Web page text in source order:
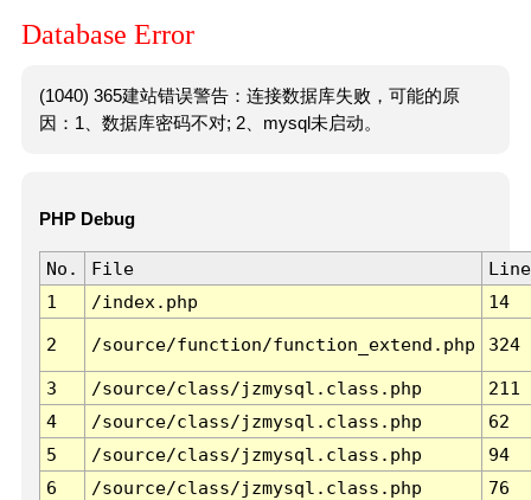
Database Error
(1040) 365建站错误警告：连接数据库失败，可能的原
因：1、数据库密码不对; 2、mysql未启动。
PHP Debug
No. File
Line
1
/index.php 14
2 /source/function/function_extend.php 324
3 /source/class/jzmysql.class.php
211
4
/source/class/jzmysql.class.php
62
5
/source/class/jzmysql.class.php
94
6
/source/class/jzmysql.class.php 76